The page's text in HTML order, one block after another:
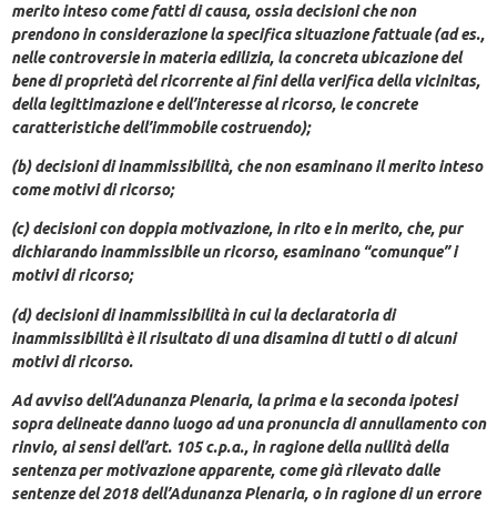
merito inteso come fatti di causa, ossia decisioni che non
prendono in considerazione la specifica situazione fattuale (ad es.,
nelle controversie in materia edilizia, la concreta ubicazione del
bene di proprietà del ricorrente ai fini della verifica della vicinitas,
della legittimazione e dell’interesse al ricorso, le concrete
caratteristiche dell’immobile costruendo);
(b) decisioni di inammissibilità, che non esaminano il merito inteso
come motivi di ricorso;
(c) decisioni con doppia motivazione, in rito e in merito, che, pur
dichiarando inammissibile un ricorso, esaminano “comunque” i
motivi di ricorso;
(d) decisioni di inammissibilità in cui la declaratoria di
inammissibilità è il risultato di una disamina di tutti o di alcuni
motivi di ricorso.
Ad avviso dell’Adunanza Plenaria, la prima e la seconda ipotesi
sopra delineate danno luogo ad una pronuncia di annullamento con
rinvio, ai sensi dell’art. 105 c.p.a., in ragione della nullità della
sentenza per motivazione apparente, come già rilevato dalle
sentenze del 2018 dell’Adunanza Plenaria, o in ragione di un errore